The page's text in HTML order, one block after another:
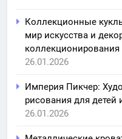
Коллекционные
мир искусства и
коллекционирования
26.01.2026
Империя Пикчер:
рисования для
26.01.2026